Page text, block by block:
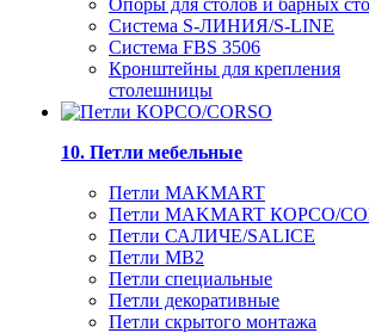
Опоры для столов и барных
Система S-ЛИНИЯ/S-LINE
Система FBS 3506
Кронштейны для крепления
столешницы
10. Петли мебельные
Петли MAKMART
Петли MAKMART КОРСО/
Петли САЛИЧЕ/SALICE
Петли MB2
Петли специальные
Петли декоративные
Петли скрытого монтажа